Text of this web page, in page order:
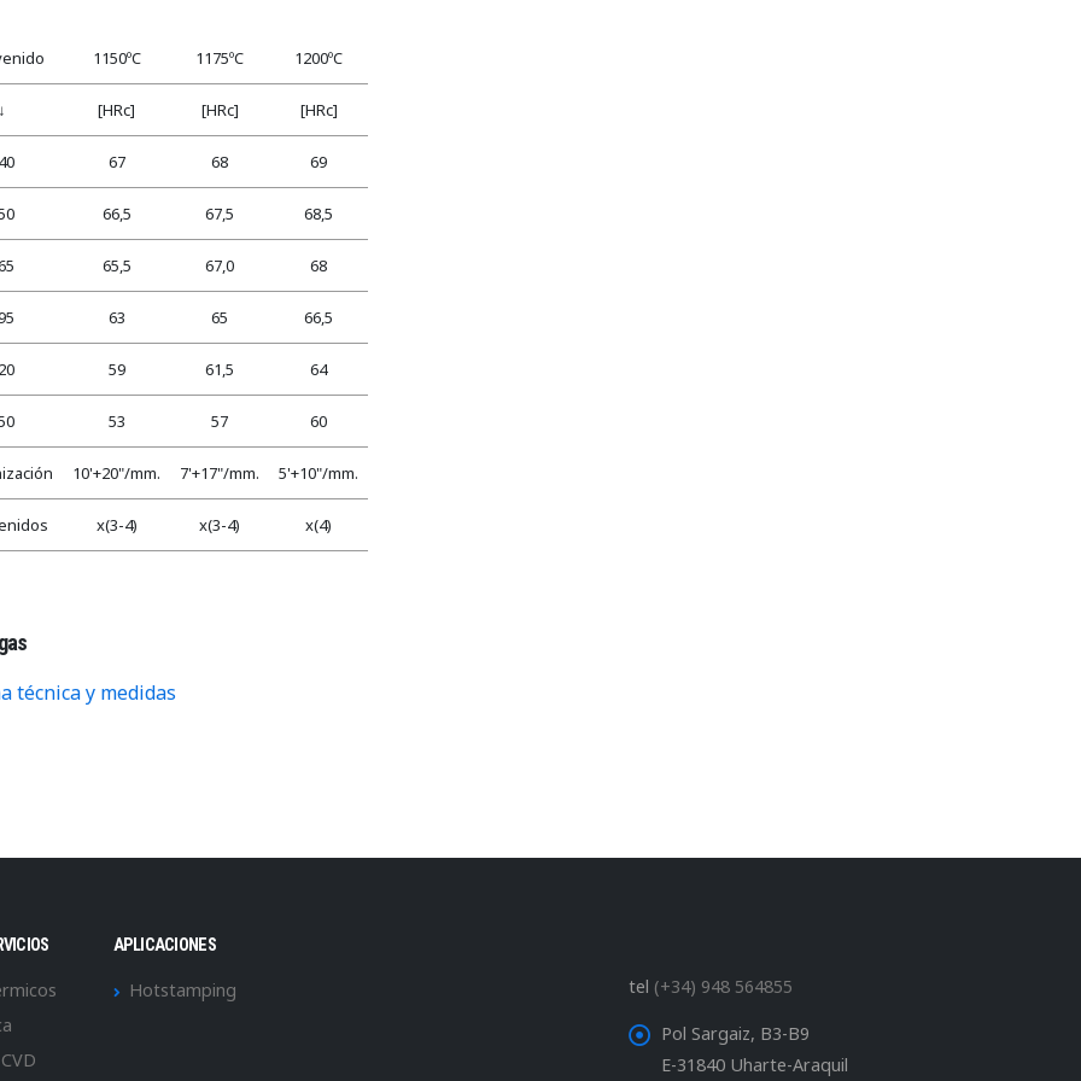
1150ºC 1175ºC 1200ºC
↓ [HRc] [HRc] [HRc]
67 68 69
66,5 67,5 68,5
65,5 67,0 68
63 65 66,5
59 61,5 64
53 57 60
10'+20"/mm. 7'+17"/mm. 5'+10"/mm.
x(3-4) x(3-4) x(4)
técnica y medidas
APLICACIONES
Hotstamping tel (+34) 948 564855
Pol Sargaiz, B3-B9
E-31840 Uharte-Araquil